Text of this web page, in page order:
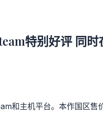
特别好评 同
和主机平台。本作国区售